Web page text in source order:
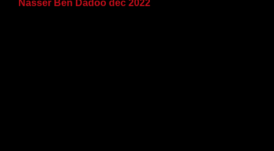
Nasser Ben Dadoo déc 2022